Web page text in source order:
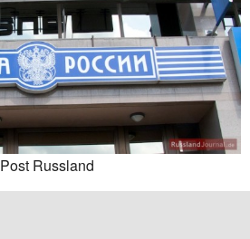
Post Russland